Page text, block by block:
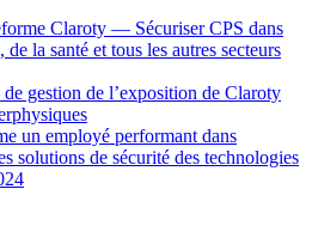
Claroty — Sécuriser CPS dans
de la santé et tous les autres secteurs
gestion de l’exposition de Claroty
un employé performant dans
solutions de sécurité des technologies